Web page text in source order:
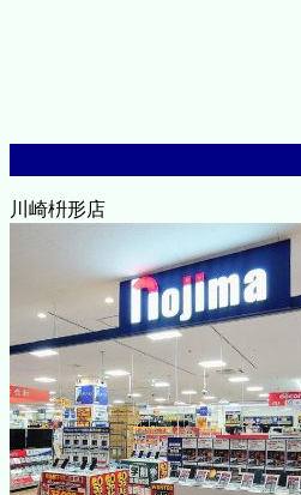
川崎枡形店